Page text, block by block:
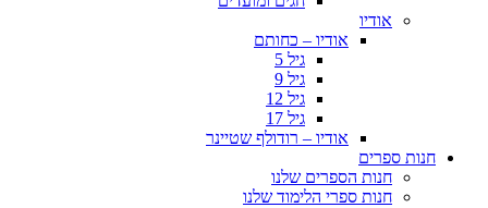
אודיו
אודיו – כחותם
גיל 5
גיל 9
גיל 12
גיל 17
אודיו – רודולף שטיינר
חנות ספרים
חנות הספרים שלנו
חנות ספרי הלימוד שלנו